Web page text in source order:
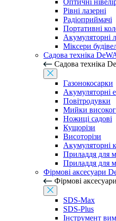
Оптичні
Рівні лазерні
Радіоприймачі
Портативні
Акумуляторні
Міксери
Садова техніка
Садова техніка
Газонокосарки
Акумуляторні
Повітродувки
Мийки
Ножиці садові
Кущорізи
Висоторізи
Акумуляторні
Приладдя для
Приладдя для
Фірмові аксесуари
Фірмові
SDS-Max
SDS-Plus
Інструмент